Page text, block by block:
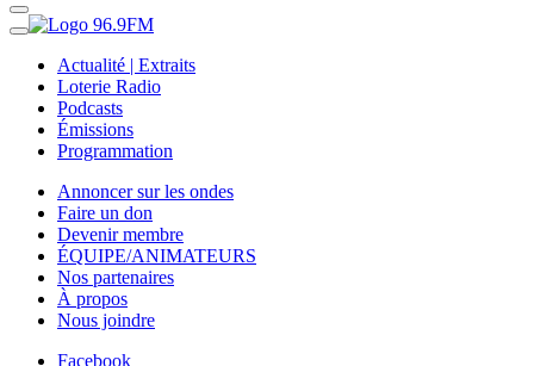
Actualité | Extraits
Loterie Radio
Podcasts
Émissions
Programmation
Annoncer sur les ondes
Faire un don
Devenir membre
ÉQUIPE/ANIMATEURS
Nos partenaires
À propos
Nous joindre
Facebook